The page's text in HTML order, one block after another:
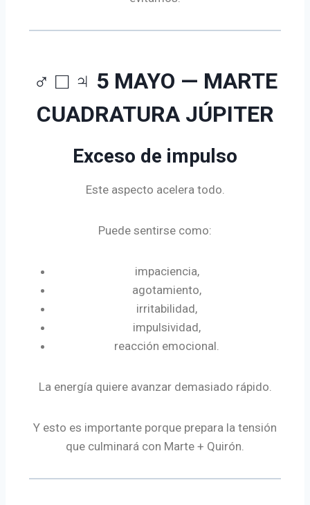
♂ □ ♃ 5 MAYO — MARTE
CUADRATURA JÚPITER
Exceso de impulso
Este aspecto acelera todo.
Puede sentirse como:
impaciencia,
agotamiento,
irritabilidad,
impulsividad,
reacción emocional.
La energía quiere avanzar demasiado rápido.
Y esto es importante porque prepara la tensión
que culminará con Marte + Quirón.